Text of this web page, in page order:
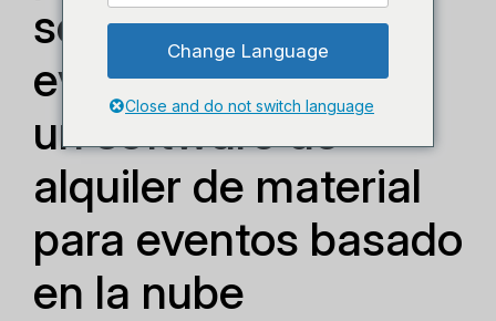
sector de los
eventos necesitan
un software de
alquiler de material
para eventos basado
en la nube
Change Language
Close and do not switch language